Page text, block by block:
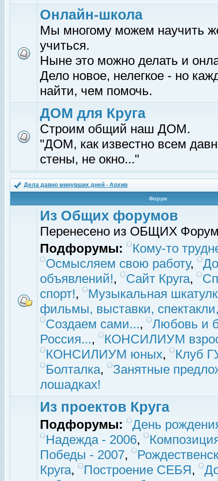
Онлайн-школа
Мы многому можем научить
учиться.
Ныне это можно делать и
Дело новое, нелегкое - но
найти, чем помочь.
ДОМ для Круга
Строим общий наш ДОМ.
"ДОМ, как известно всем
стены, не окно..."
Дела давно минувших дней - Архив
Форум
Из Общих форумов
Перенесено из ОБЩИХ
Подфорумы:
Кому-то
Осмысляем свою работу,
объявлений!, Сайт Круга,
спорт!,
Музыкальная
фильмы, выставки,
Создаем сами...,
Любовь и
Россия...,
КОНСИЛИУМ
КОНСИЛИУМ юных,
Клуб
Болталка,
Занятные
лошадках!
Из проектов Круга
Подфорумы:
День
Надежда - 2006,
Победы - 2007,
Круга, Построение СЕБЯ,